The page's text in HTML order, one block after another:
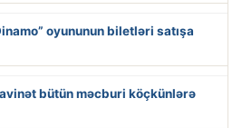
oyununun biletləri satışa
bütün məcburi köçkünlərə